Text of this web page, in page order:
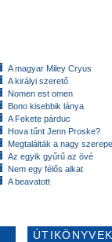
A magyar Miley Cryus
A királyi szerető
Nomen est omen
Bono kisebbik lánya
A Fekete párduc
Hova tűnt Jenn Proske?
Megtalálták a nagy
Az egyik gyűrű az övé
Nem egy félős alkat
A beavatott